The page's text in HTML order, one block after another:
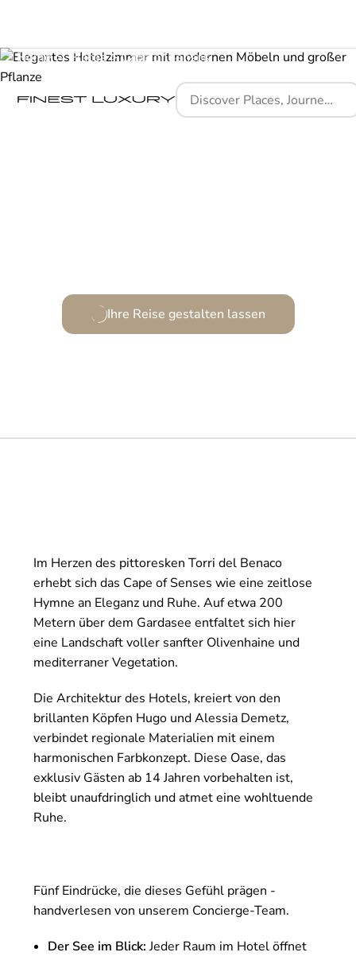
Home Places Cape of Senses
Ihre Reise gestalten lassen
Im Herzen des pittoresken Torri del Benaco
erhebt sich das Cape of Senses wie eine zeitlose
Hymne an Eleganz und Ruhe. Auf etwa 200
Metern über dem Gardasee entfaltet sich hier
eine Landschaft voller sanfter Olivenhaine und
mediterraner Vegetation.
Die Architektur des Hotels, kreiert von den
brillanten Köpfen Hugo und Alessia Demetz,
verbindet regionale Materialien mit einem
harmonischen Farbkonzept. Diese Oase, das
exklusiv Gästen ab 14 Jahren vorbehalten ist,
bleibt unaufdringlich und atmet eine wohltuende
Ruhe.
Fünf Eindrücke, die dieses Gefühl prägen -
handverlesen von unserem Concierge-Team.
Der See im Blick:Jeder Raum im Hotel öffnet